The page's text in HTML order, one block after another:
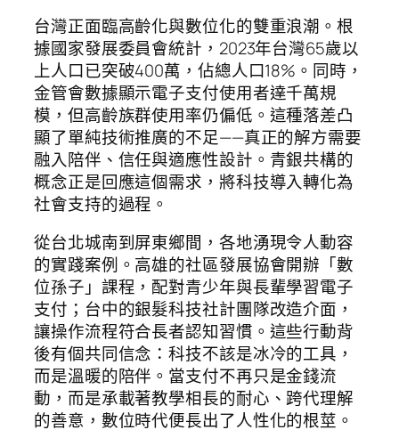
台灣正面臨高齡化與數位化的雙重浪潮。根
據國家發展委員會統計，2023年台灣65歲以
上人口已突破400萬，佔總人口18%。同時，
金管會數據顯示電子支付使用者達千萬規
模，但高齡族群使用率仍偏低。這種落差凸
顯了單純技術推廣的不足——真正的解方需要
融入陪伴、信任與適應性設計。青銀共構的
概念正是回應這個需求，將科技導入轉化為
社會支持的過程。
從台北城南到屏東鄉間，各地湧現令人動容
的實踐案例。高雄的社區發展協會開辦「數
位孫子」課程，配對青少年與長輩學習電子
支付；台中的銀髮科技社計團隊改造介面，
讓操作流程符合長者認知習慣。這些行動背
後有個共同信念：科技不該是冰冷的工具，
而是溫暖的陪伴。當支付不再只是金錢流
動，而是承載著教學相長的耐心、跨代理解
的善意，數位時代便長出了人性化的根莖。